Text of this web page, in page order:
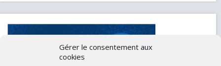
Gérer le consentement aux
cookies